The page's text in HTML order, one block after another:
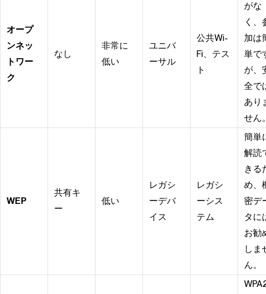
オープ
ンネッ
トワー
ク
なし
非常に
低い
ユニバ
ーサル
公共Wi-
Fi、テス
ト
がな
く、
加は
単で
が、
全で
あり
せん
WEP
共有キ
ー
低い
レガシ
ーデバ
イス
レガシ
ーシス
テム
簡単
解読
きる
め、
密デ
タに
お勧
しま
ん。